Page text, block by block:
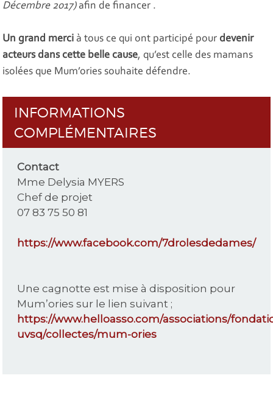
Décembre 2017)afin de financer .
Un grand merci à tous ce qui ont participé pourdevenir
acteurs dans cette belle cause, qu’est celle des mamans
isolées que Mum’ories souhaite défendre.
INFORMATIONS
COMPLÉMENTAIRES
Contact
Mme Delysia MYERS
Chef de projet
07 83 75 50 81
https://www.facebook.com/7drolesdedames/
Une cagnotte est mise à disposition pour
Mum’ories sur le lien suivant ;
https://www.helloasso.com/associations/
uvsq/collectes/mum-ories